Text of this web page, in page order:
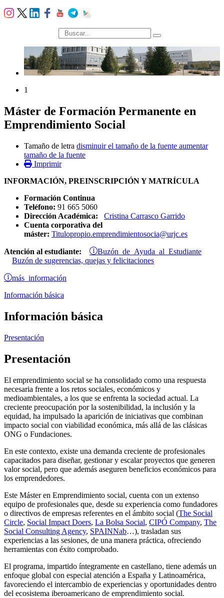
búsqueda
1
Máster de Formación Permanente en
Emprendimiento Social
Tamaño de letra disminuir el tamaño de la fuente aumentar
tamaño de la fuente
Imprimir
INFORMACIÓN, PREINSCRIPCIÓN Y MATRÍCULA
Formación Continua
Teléfono: 91 665 5060
Dirección Académica:
Cristina Carrasco Garrido
Cuenta corporativa del
máster: Titulopropio.emprendimientosocia@urjc.es
Atención al estudiante: Buzón de Ayuda al Estudiante
Buzón de sugerencias, quejas y felicitaciones
más información
Información básica
Información básica
Presentación
Presentación
El emprendimiento social se ha consolidado como una respuesta
necesaria frente a los retos sociales, económicos y
medioambientales, a los que se enfrenta la sociedad actual. La
creciente preocupación por la sostenibilidad, la inclusión y la
equidad, ha impulsado la aparición de iniciativas que combinan
impacto social con viabilidad económica, más allá de las clásicas
ONG o Fundaciones.
En este contexto, existe una demanda creciente de profesionales
capacitados para diseñar, gestionar y escalar proyectos que generen
valor social, pero que además aseguren beneficios económicos para
los emprendedores.
Este Máster en Emprendimiento social, cuenta con un extenso
equipo de profesionales que, desde su experiencia como fundadores
o directivos de empresas referentes en el ámbito social (The Social
Circle, Social Impact Doers, La Bolsa Social, CIPÓ Company, The
Social Consulting Agency, SPAINNab…), trasladan sus
experiencias a las sesiones, de una manera práctica, ofreciendo
herramientas con éxito comprobado.
El programa, impartido íntegramente en castellano, tiene además un
enfoque global con especial atención a España y Latinoamérica,
favoreciendo el intercambio de experiencias y oportunidades dentro
del ecosistema iberoamericano de emprendimiento social.